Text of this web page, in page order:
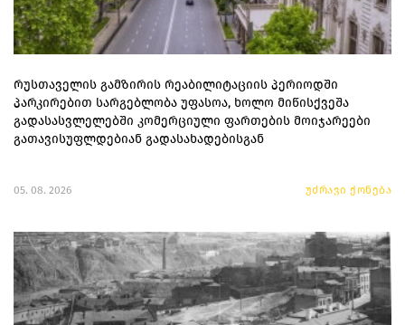
რუსთაველის გამზირის რეაბილიტაციის პერიოდში
პარკირებით სარგებლობა უფასოა, ხოლო მიწისქვეშა
გადასასვლელებში კომერციული ფართების მოიჯარეები
გათავისუფლდებიან გადასახადებისგან
05. 08. 2026 უძრავი ქონება